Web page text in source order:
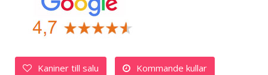
Kaniner till salu Kommande kullar